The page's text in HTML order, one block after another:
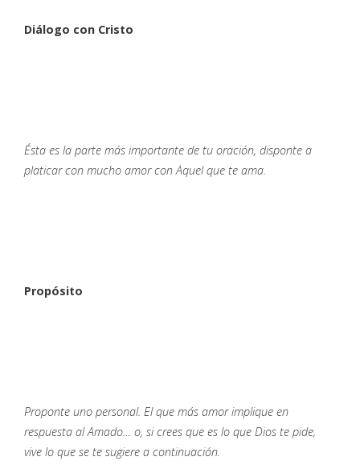
Diálogo con Cristo
Ésta es la parte más importante de tu oración, disponte a
platicar con mucho amor con Aquel que te ama.
Propósito
Proponte uno personal. El que más amor implique en
respuesta al Amado… o, si crees que es lo que Dios te pide,
vive lo que se te sugiere a continuación.